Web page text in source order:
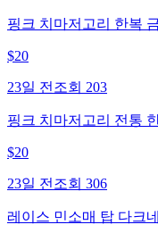
핑크 치마저고리 한복
$20
23일 전 조회 203
핑크 치마저고리 전통
$20
23일 전 조회 306
레이스 민소매 탑 다크